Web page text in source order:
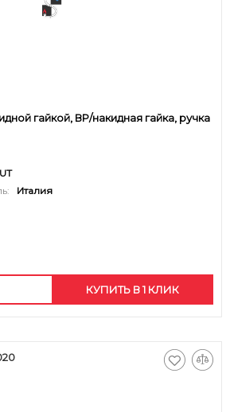
гайкой, ВР/накидная гайка, ручка
Италия
КУПИТЬ В 1 КЛИК